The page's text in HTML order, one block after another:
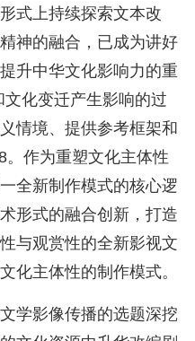
式上持续探索文本改
神的融合，已成为讲好
升中华文化影响力的重
化变迁产生影响的过
情境、提供参考框架和
。作为重塑文化主体性
全新制作模式的核心逻
形式的融合创新，打造
与观赏性的全新影视文
化主体性的制作模式。
学影像传播的选题深挖